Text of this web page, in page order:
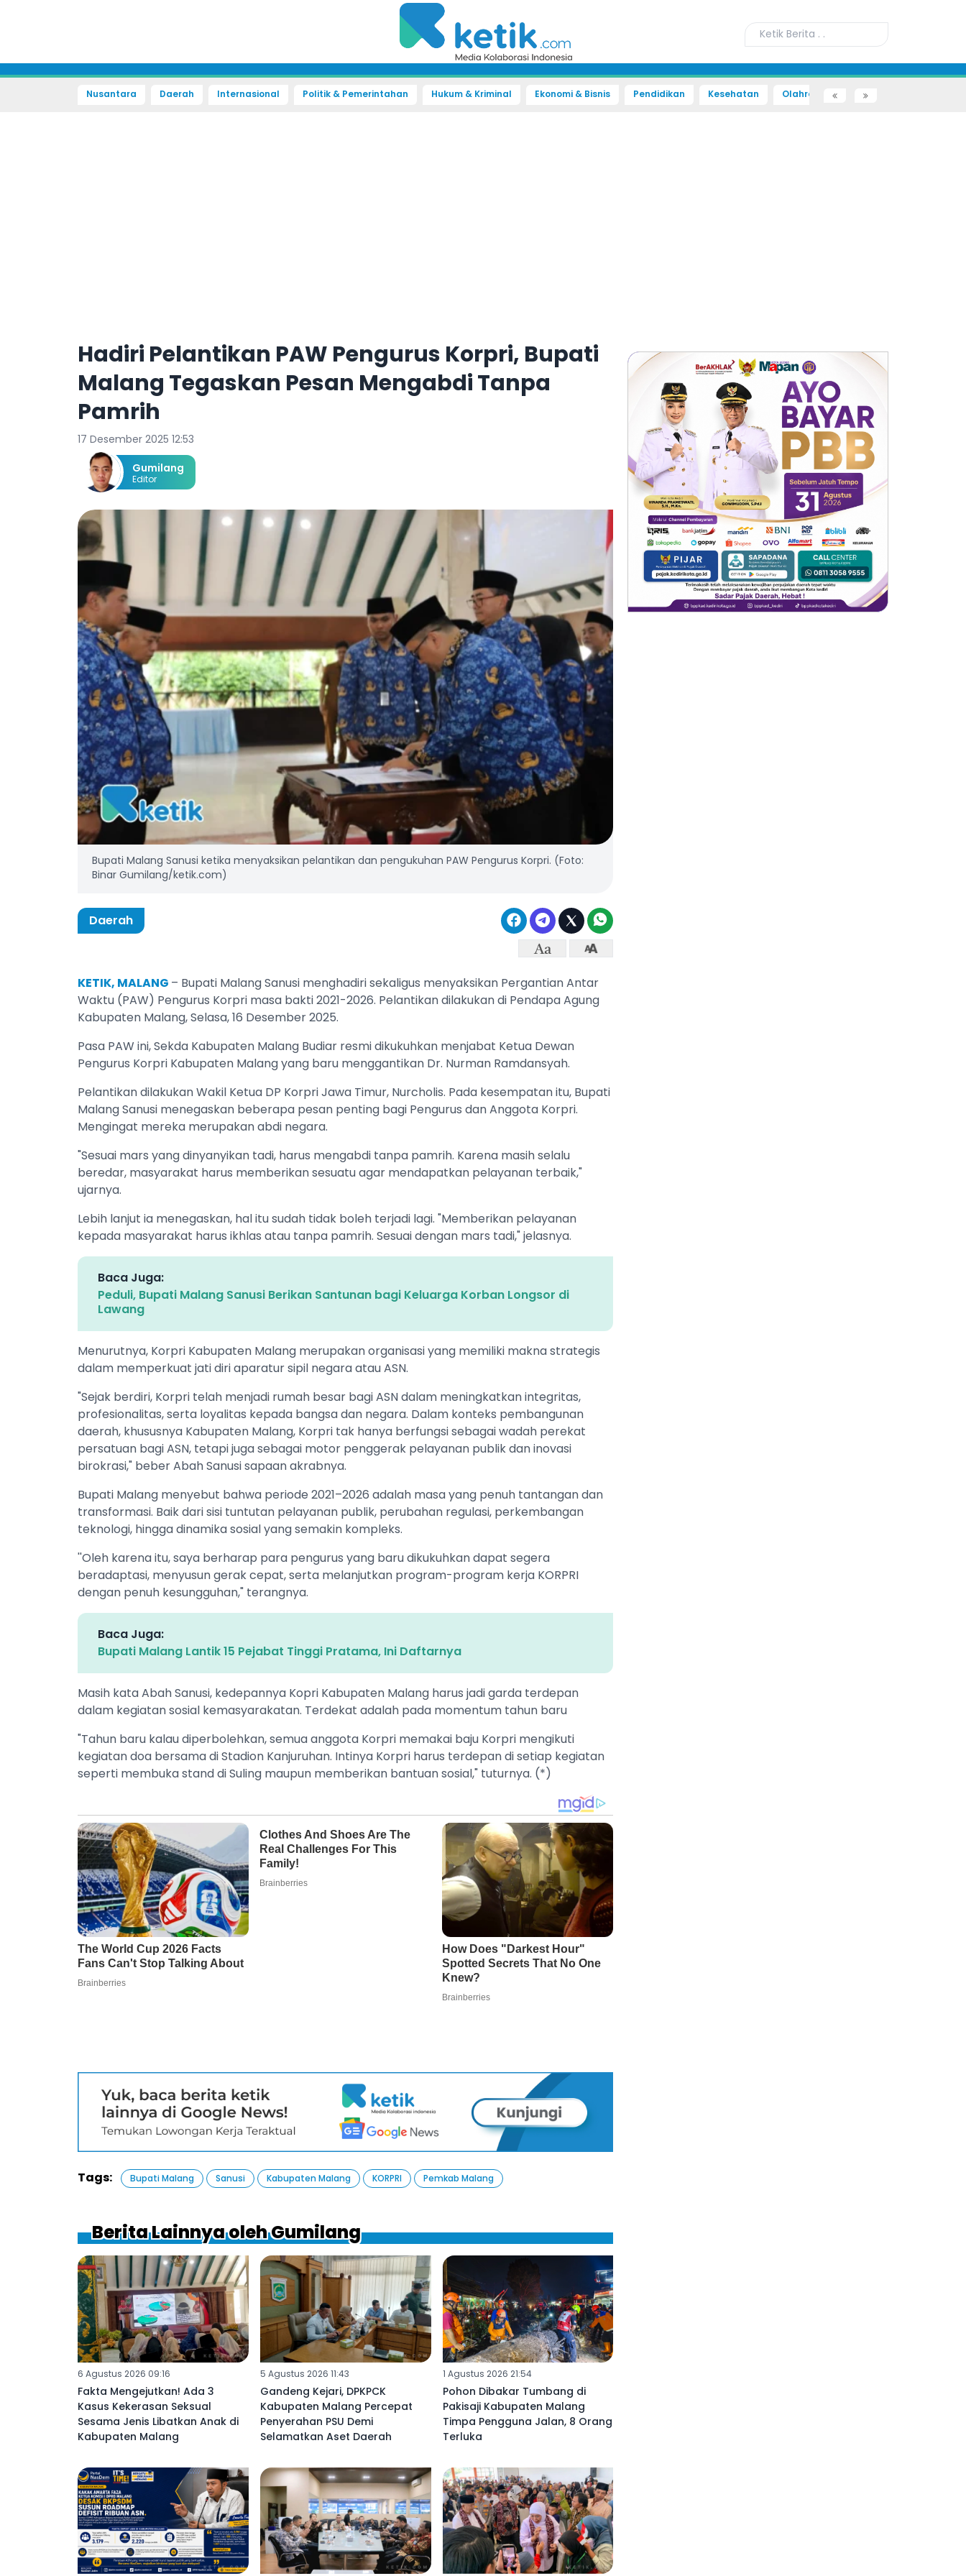
Nusantara Daerah Internasional Politik & Pemerintahan Hukum & Kriminal Ekonomi & Bisnis Pendidikan Kesehatan Olahraga Sains dan Teknologi
Hadiri Pelantikan PAW Pengurus Korpri, Bupati
Malang Tegaskan Pesan Mengabdi Tanpa
Pamrih
17 Desember 2025 12:53
Gumilang
Editor
Bupati Malang Sanusi ketika menyaksikan pelantikan dan pengukuhan PAW Pengurus Korpri. (Foto:
Binar Gumilang/ketik.com)
Daerah
KETIK, MALANG – Bupati Malang Sanusi menghadiri sekaligus menyaksikan Pergantian Antar
Waktu (PAW) Pengurus Korpri masa bakti 2021-2026. Pelantikan dilakukan di Pendapa Agung
Kabupaten Malang, Selasa, 16 Desember 2025.
Pasa PAW ini, Sekda Kabupaten Malang Budiar resmi dikukuhkan menjabat Ketua Dewan
Pengurus Korpri Kabupaten Malang yang baru menggantikan Dr. Nurman Ramdansyah.
Pelantikan dilakukan Wakil Ketua DP Korpri Jawa Timur, Nurcholis. Pada kesempatan itu, Bupati
Malang Sanusi menegaskan beberapa pesan penting bagi Pengurus dan Anggota Korpri.
Mengingat mereka merupakan abdi negara.
"Sesuai mars yang dinyanyikan tadi, harus mengabdi tanpa pamrih. Karena masih selalu
beredar, masyarakat harus memberikan sesuatu agar mendapatkan pelayanan terbaik,"
ujarnya.
Lebih lanjut ia menegaskan, hal itu sudah tidak boleh terjadi lagi. "Memberikan pelayanan
kepada masyarakat harus ikhlas atau tanpa pamrih. Sesuai dengan mars tadi," jelasnya.
Baca Juga:
Peduli, Bupati Malang Sanusi Berikan Santunan bagi Keluarga Korban Longsor di
Lawang
Menurutnya, Korpri Kabupaten Malang merupakan organisasi yang memiliki makna strategis
dalam memperkuat jati diri aparatur sipil negara atau ASN.
"Sejak berdiri, Korpri telah menjadi rumah besar bagi ASN dalam meningkatkan integritas,
profesionalitas, serta loyalitas kepada bangsa dan negara. Dalam konteks pembangunan
daerah, khususnya Kabupaten Malang, Korpri tak hanya berfungsi sebagai wadah perekat
persatuan bagi ASN, tetapi juga sebagai motor penggerak pelayanan publik dan inovasi
birokrasi," beber Abah Sanusi sapaan akrabnya.
Bupati Malang menyebut bahwa periode 2021–2026 adalah masa yang penuh tantangan dan
transformasi. Baik dari sisi tuntutan pelayanan publik, perubahan regulasi, perkembangan
teknologi, hingga dinamika sosial yang semakin kompleks.
''Oleh karena itu, saya berharap para pengurus yang baru dikukuhkan dapat segera
beradaptasi, menyusun gerak cepat, serta melanjutkan program-program kerja KORPRI
dengan penuh kesungguhan," terangnya.
Baca Juga:
Bupati Malang Lantik 15 Pejabat Tinggi Pratama, Ini Daftarnya
Masih kata Abah Sanusi, kedepannya Kopri Kabupaten Malang harus jadi garda terdepan
dalam kegiatan sosial kemasyarakatan. Terdekat adalah pada momentum tahun baru
"Tahun baru kalau diperbolehkan, semua anggota Korpri memakai baju Korpri mengikuti
kegiatan doa bersama di Stadion Kanjuruhan. Intinya Korpri harus terdepan di setiap kegiatan
seperti membuka stand di Suling maupun memberikan bantuan sosial," tuturnya. (*)
Tags: Bupati Malang Sanusi Kabupaten Malang KORPRI Pemkab Malang
Berita Lainnya oleh Gumilang
6 Agustus 2026 09:16
Fakta Mengejutkan! Ada 3
Kasus Kekerasan Seksual
Sesama Jenis Libatkan Anak di
Kabupaten Malang ‎
5 Agustus 2026 11:43
Gandeng Kejari, DPKPCK
Kabupaten Malang Percepat
Penyerahan PSU Demi
Selamatkan Aset Daerah ‎
1 Agustus 2026 21:54
Pohon Dibakar Tumbang di
Pakisaji Kabupaten Malang
Timpa Pengguna Jalan, 8 Orang
Terluka